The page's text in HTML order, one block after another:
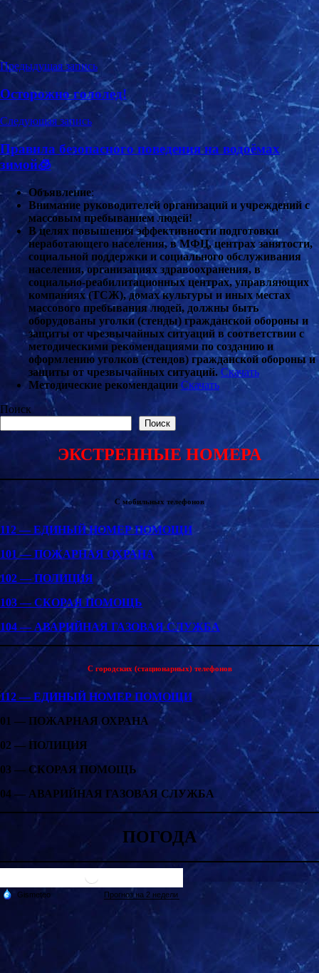
Навигация
по
записям
Предыдущая запись
Осторожно гололед!
Следующая запись
Правила безопасного поведения на водоёмах
зимой🧊
Объявление:
Внимание руководителей организаций и учреждений с
массовым пребыванием людей!
В целях повышения эффективности подготовки
неработающего населения, в МФЦ, центрах занятости,
социальной поддержки и социального обслуживания
населения, организациях здравоохранения, в
социально-реабилитационных центрах, управляющих
компаниях (ТСЖ), домах культуры и иных местах
массового пребывания людей, должны быть
оборудованы уголки (стенды) гражданской обороны и
защиты от чрезвычайных ситуаций в соответствии с
методическими рекомендациями по созданию и
оформлению уголков (стендов) гражданской обороны и
защиты от чрезвычайных ситуаций. Скачать
Методические рекомендации Скачать
Поиск
Поиск
ЭКСТРЕННЫЕ НОМЕРА
С мобильных телефонов
112 — ЕДИНЫЙ НОМЕР ПОМОЩИ
101 — ПОЖАРНАЯ ОХРАНА
102 — ПОЛИЦИЯ
103 — СКОРАЯ ПОМОЩЬ
104 — АВАРИЙНАЯ ГАЗОВАЯ СЛУЖБА
С городских (стационарных) телефонов
112 — ЕДИНЫЙ НОМЕР ПОМОЩИ
01 — ПОЖАРНАЯ ОХРАНА
02 — ПОЛИЦИЯ
03 — СКОРАЯ ПОМОЩЬ
04 — АВАРИЙНАЯ ГАЗОВАЯ СЛУЖБА
ПОГОДА